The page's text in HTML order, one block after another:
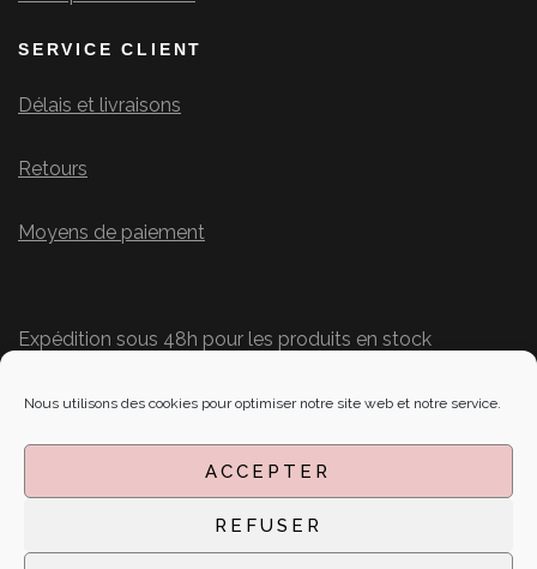
Nous utilisons des cookies pour optimiser notre site web et notre service.
ACCEPTER
REFUSER
SERVICE CLIENT
Délais et livraisons
Retours
Moyens de paiement
Expédition sous 48h pour les produits en stock
SUIVEZ-NOUS SUR LES RÉSEAUX